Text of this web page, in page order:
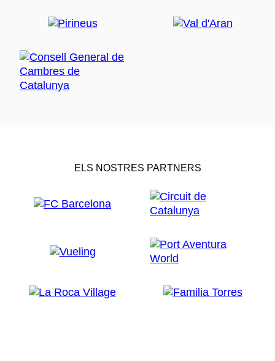
ELS NOSTRES PARTNERS